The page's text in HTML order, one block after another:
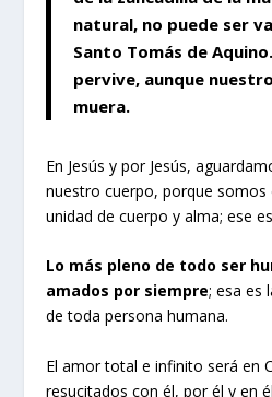
natural, no puede ser
Santo Tomás de
pervive, aunque
muera.
En Jesús y por Jesús,
nuestro cuerpo, porque somos
unidad de cuerpo y alma; ese
Lo más pleno de todo ser
amados por siempre; esa es
de toda persona humana.
El amor total e infinito será en
resucitados con él, por él y en